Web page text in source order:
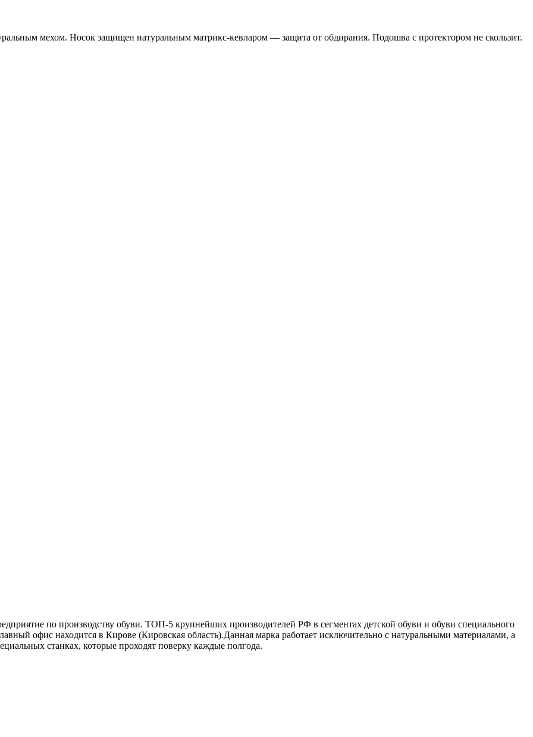
мехом. Носок защищен натуральным матрикс-кевларом — защита от обдирания. Подошва с протектором не скользит.
по производству обуви. ТОП-5 крупнейших производителей РФ в сегментах детской обуви и обуви специального
офис находится в Кирове (Кировская область).Данная марка работает исключительно с натуральными материалами, а
станках, которые проходят поверку каждые полгода.